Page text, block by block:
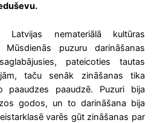
Latvijas nemateriālā kultūras
Mūsdienās puzuru darināšanas
pateicoties tautas
taču senāk zināšanas tika
paaudzē. Puzuri bija
godos, un to darināšana bija
varēs gūt zināšanas par